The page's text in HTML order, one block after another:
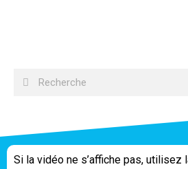
Si la vidéo ne s’affiche pas, utilisez